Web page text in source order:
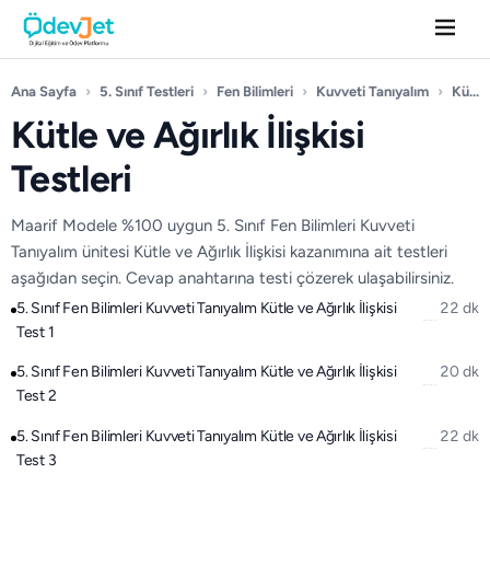
Ana Sayfa › 5. Sınıf Testleri › Fen Bilimleri › Kuvveti Tanıyalım › Kütle ve Ağırlık İlişkisi
Kütle ve Ağırlık İlişkisi
Testleri
Maarif Modele %100 uygun 5. Sınıf Fen Bilimleri Kuvveti
Tanıyalım ünitesi Kütle ve Ağırlık İlişkisi kazanımına ait testleri
aşağıdan seçin. Cevap anahtarına testi çözerek ulaşabilirsiniz.
5. Sınıf Fen Bilimleri Kuvveti Tanıyalım Kütle ve Ağırlık İlişkisi
Test 1
22 dk
5. Sınıf Fen Bilimleri Kuvveti Tanıyalım Kütle ve Ağırlık İlişkisi
Test 2
20 dk
5. Sınıf Fen Bilimleri Kuvveti Tanıyalım Kütle ve Ağırlık İlişkisi
Test 3
22 dk